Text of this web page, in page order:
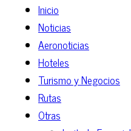
Inicio
Noticias
Aeronoticias
Hoteles
Turismo y Negocios
Rutas
Otras